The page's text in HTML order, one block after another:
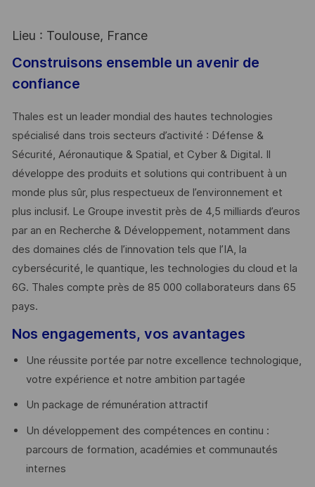
Lieu : Toulouse, France
Construisons ensemble un avenir de
confiance
Thales est un leader mondial des hautes technologies
spécialisé dans trois secteurs d’activité : Défense &
Sécurité, Aéronautique & Spatial, et Cyber & Digital. Il
développe des produits et solutions qui contribuent à un
monde plus sûr, plus respectueux de l’environnement et
plus inclusif. Le Groupe investit près de 4,5 milliards d’euros
par an en Recherche & Développement, notamment dans
des domaines clés de l’innovation tels que l’IA, la
cybersécurité, le quantique, les technologies du cloud et la
6G. Thales compte près de 85 000 collaborateurs dans 65
pays. ​
Nos engagements, vos avantages
Une réussite portée par notre excellence technologique,
votre expérience et notre ambition partagée
Un package de rémunération attractif
Un développement des compétences en continu :
parcours de formation, académies et communautés
internes